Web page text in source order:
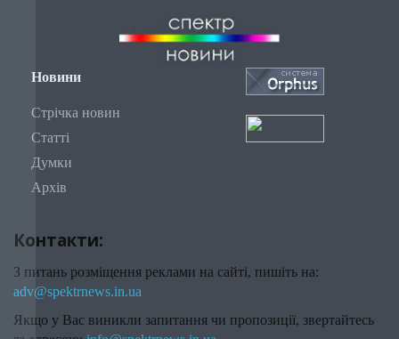
Новини
Стрічка новин
Статті
Думки
Архів
Контакти:
З питань розміщення реклами на сайті, пишіть на:
adv@spektrnews.in.ua
Якщо у Вас виникли запитання чи пропозиції, звертайтесь